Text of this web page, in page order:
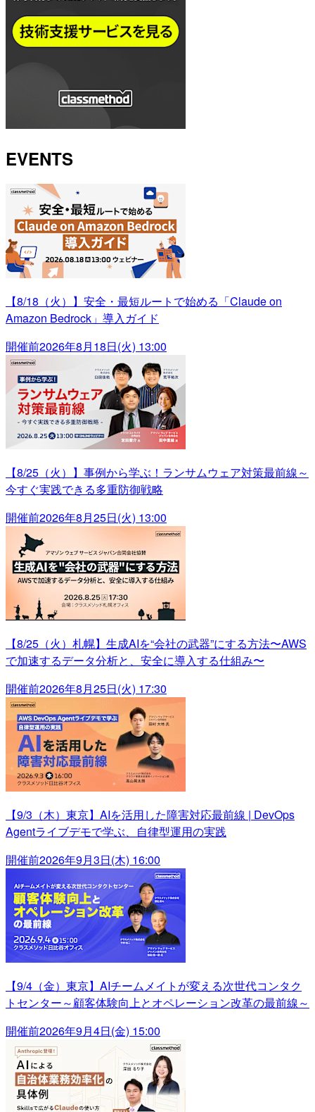
EVENTS
【8/18（火）】安全・最短ルートで始める「Claude on
Amazon Bedrock」導入ガイド
開催前2026年8月18日(火) 13:00
【8/25（火）】事例から学ぶ！ランサムウェア対策最前線～
今すぐ実践できる多重防御戦略
開催前2026年8月25日(火) 13:00
【8/25（火）札幌】生成AIを“会社の武器”にする方法〜AWS
で加速するデータ分析と、安全に導入する仕組み〜
開催前2026年8月25日(火) 17:30
【9/3（木）東京】AIを活用した障害対応最前線 | DevOps
Agentライブデモで学ぶ、自律型運用の実践
開催前2026年9月3日(木) 16:00
【9/4（金）東京】AIチームメイトが変える次世代コンタク
トセンター～顧客体験向上とオペレーション改革の最前線～
開催前2026年9月4日(金) 15:00